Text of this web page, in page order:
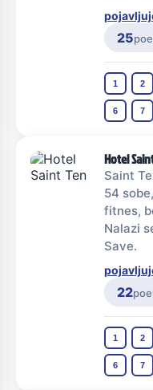
25
1 2
6 7
Hotel
Saint
54
fitnes,
Nalazi
Save.
22
1 2
6 7